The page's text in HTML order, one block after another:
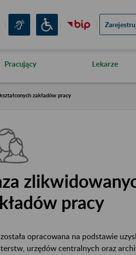
Pracujący Lekarze
zakładów pracy
pracy
została opracowana na podstawie
urzędów centralnych oraz